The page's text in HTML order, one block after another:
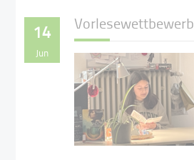
14
Jun
Vorlesewettbewerb